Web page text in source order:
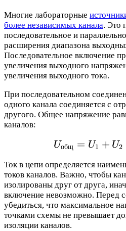
Многие лабораторные
более независимых канала. Это
последовательное и
расширения диапазона
Последовательное включение
увеличения выходного
увеличения выходного тока.
При последовательном
одного канала соединяется с
другого. Общее напряжение
каналов:
Uобщ = U1 + U2
Ток в цепи определяется
токов каналов. Важно, чтобы
изолированы друг от друга,
включение невозможно. Перед
убедиться, что максимальное
точками схемы не превышает
изоляции каналов.